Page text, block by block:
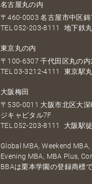
名古屋丸の内
〒460-0003 名古屋市中区
TEL052-203-8111 地下鉄
東京丸の内
〒100-6307 千代田区丸の
TEL03-3212-4111 東京駅
大阪梅田
〒530-0011 大阪市北区大
ジキャピタル7F
TEL052-203-8111 大阪駅
Global MBA, Weekend
Evening MBA, MBA Plus,
BBAは栗本学園の登録商標